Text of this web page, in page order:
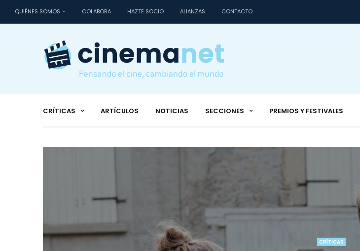
QUIÉNES SOMOS COLABORA HAZTE SOCIO ALIANZAS CONTACTO
CRÍTICAS ARTÍCULOS NOTICIAS SECCIONES PREMIOS Y FESTIVALES
CRÍTICAS